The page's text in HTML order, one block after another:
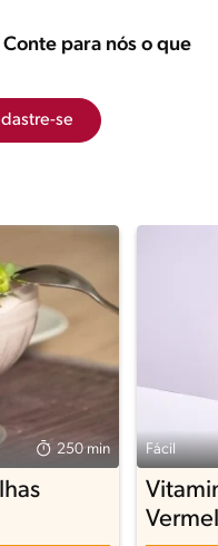
para nós o que
se
250 min Fácil